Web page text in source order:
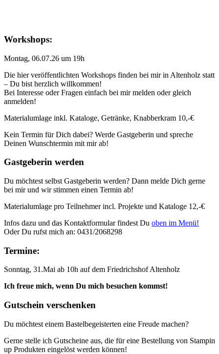
Workshops:
Montag, 06.07.26 um 19h
Die hier veröffentlichten Workshops finden bei mir in Altenholz statt
– Du bist herzlich willkommen!
Bei Interesse oder Fragen einfach bei mir melden oder gleich
anmelden!
Materialumlage inkl. Kataloge, Getränke, Knabberkram 10,-€
Kein Termin für Dich dabei? Werde Gastgeberin und spreche
Deinen Wunschtermin mit mir ab!
Gastgeberin werden
Du möchtest selbst Gastgeberin werden? Dann melde Dich gerne
bei mir und wir stimmen einen Termin ab!
Materialumlage pro Teilnehmer incl. Projekte und Kataloge 12,-€
Infos dazu und das Kontaktformular findest Du oben im Menü!
Oder Du rufst mich an: 0431/2068298
Termine:
Sonntag, 31.Mai ab 10h auf dem Friedrichshof Altenholz
Ich freue mich, wenn Du mich besuchen kommst!
Gutschein verschenken
Du möchtest einem Bastelbegeisterten eine Freude machen?
Gerne stelle ich Gutscheine aus, die für eine Bestellung von Stampin
up Produkten eingelöst werden können!